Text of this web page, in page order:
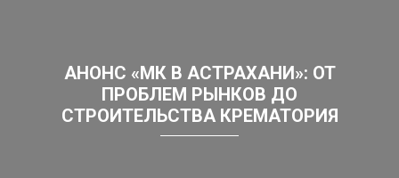
АНОНС «МК В АСТРАХАНИ»: ОТ
ПРОБЛЕМ РЫНКОВ ДО
СТРОИТЕЛЬСТВА КРЕМАТОРИЯ